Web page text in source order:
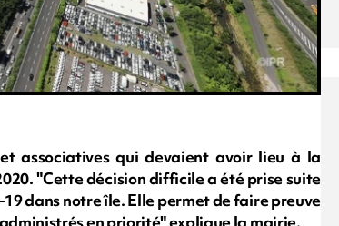
associatives qui devaient avoir lieu à la
"Cette décision difficile a été prise suite
dans notre île. Elle permet de faire preuve
en priorité" explique la mairie.